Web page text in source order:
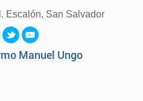
Escalón, San Salvador
Manuel Ungo